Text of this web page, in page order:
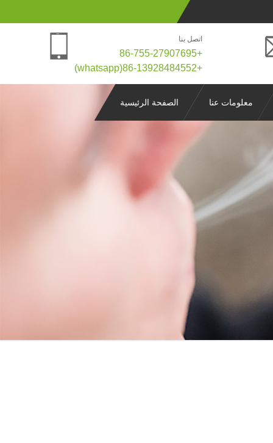
اتصل بنا
+86-755-27907695
+86-13928484552(whatsapp)
الصفحة الرئيسية معلومات عنا